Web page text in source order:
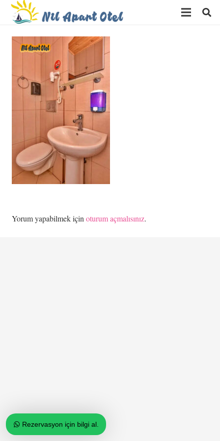
Rezervasyon için bilgi al.
Yorum yapabilmek için oturum açmalısınız.